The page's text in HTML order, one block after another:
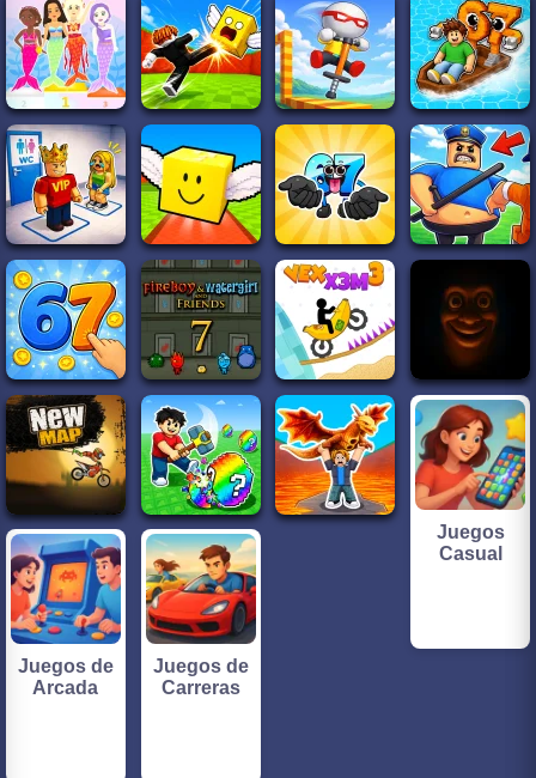
Juegos
Casual
Juegos de
Arcada
Juegos de
Carreras